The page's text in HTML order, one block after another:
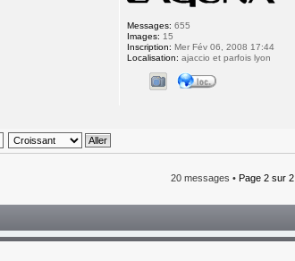
Messages: 655
Images: 15
Inscription: Mer Fév 06, 2008 17:44
Localisation: ajaccio et parfois lyon
20 messages • Page2 sur2